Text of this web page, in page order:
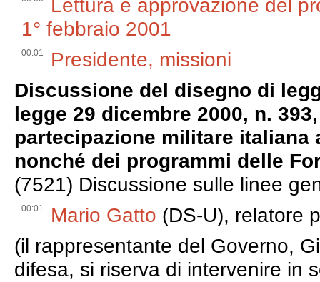
Lettura e approvazione del
1° febbraio 2001
00:01
Presidente, missioni
Discussione del disegno di
legge 29 dicembre 2000, n.
partecipazione militare
nonché dei programmi delle
(7521) Discussione sulle linee
00:01 Mario Gatto (DS-U), relatore
(il rappresentante del Governo,
difesa, si riserva di intervenire in